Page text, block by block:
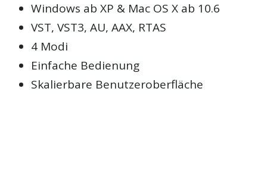
Windows ab XP & Mac OS X ab 10.6
VST, VST3, AU, AAX, RTAS
4 Modi
Einfache Bedienung
Skalierbare Benutzeroberfläche